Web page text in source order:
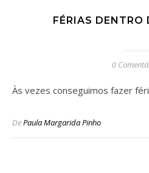
FÉRIAS DENTRO
0
Às vezes conseguimos fazer
DePaula Margarida Pinho